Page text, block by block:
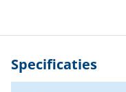
Specificaties